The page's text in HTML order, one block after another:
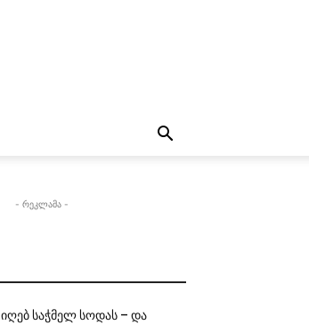
- რეკლამა -
იღებ საჭმელ სოდას – და